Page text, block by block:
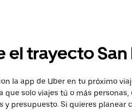
el trayecto
la app de Uber en tu próximo
que solo viajes tú o más
y presupuesto. Si quieres